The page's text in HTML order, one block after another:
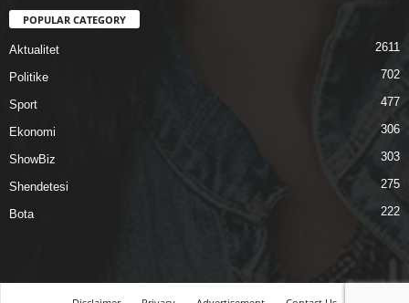
POPULAR CATEGORY
Aktualitet 2611
Politike 702
Sport 477
Ekonomi 306
ShowBiz 303
Shendetesi 275
Bota 222